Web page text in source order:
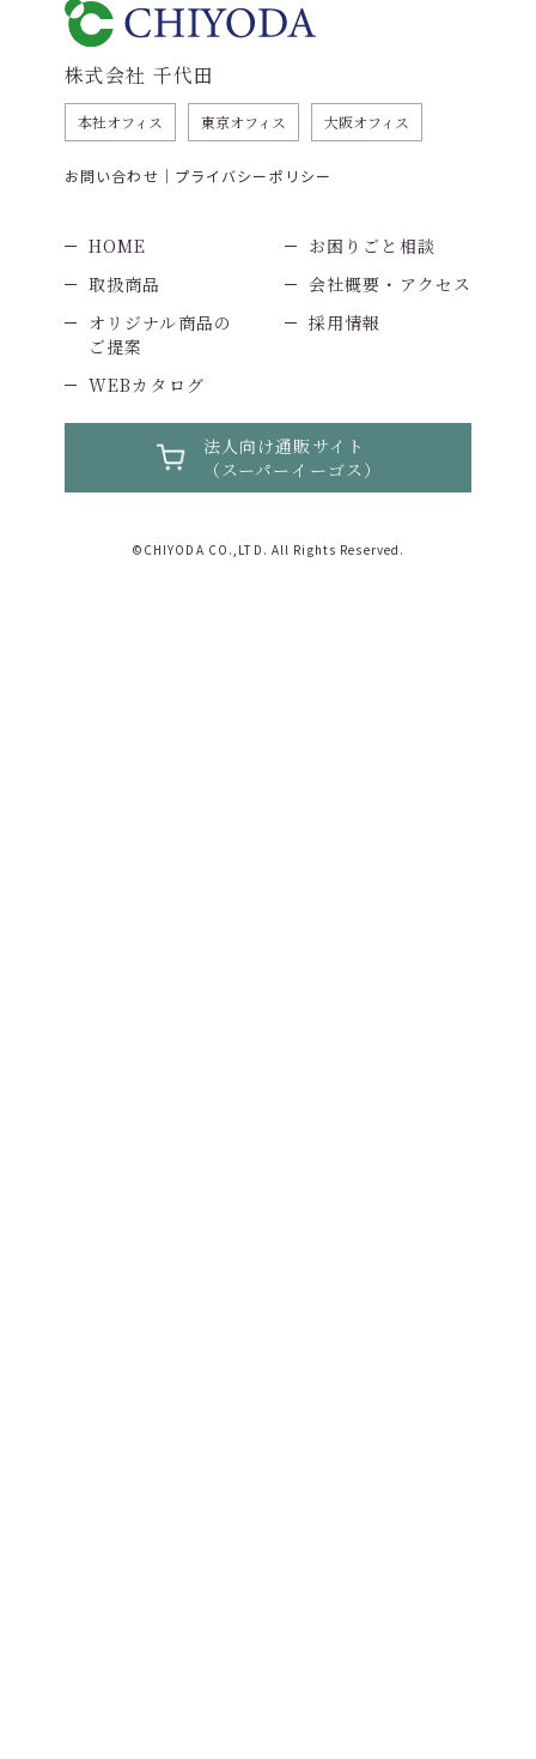
株式会社 千代田
本社オフィス 東京オフィス 大阪オフィス
お問い合わせ プライバシーポリシー
HOME
取扱商品
オリジナル商品の
ご提案
WEBカタログ
お困りごと相談
会社概要・アクセス
採用情報
法人向け通販サイト
（スーパーイーゴス）
©CHIYODA CO.,LTD. All Rights Reserved.